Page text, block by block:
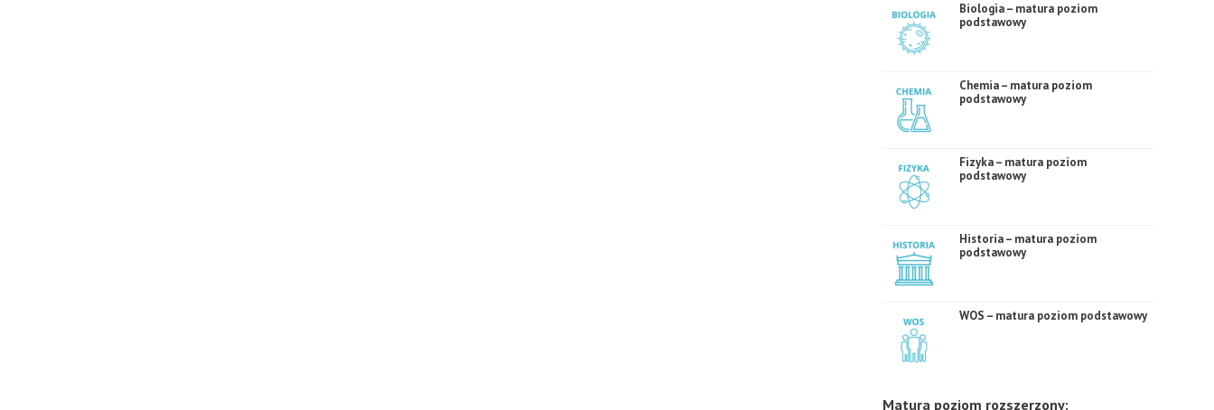
Biologia – matura poziom
podstawowy
Chemia – matura poziom
podstawowy
Fizyka – matura poziom
podstawowy
Historia – matura poziom
podstawowy
WOS – matura poziom podstawowy
Matura poziom rozszerzony: